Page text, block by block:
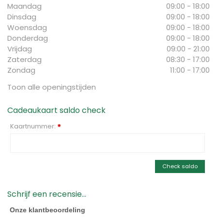
Maandag
09:00 - 18:00
Dinsdag
09:00 - 18:00
Woensdag
09:00 - 18:00
Donderdag
09:00 - 18:00
Vrijdag
09:00 - 21:00
Zaterdag
08:30 - 17:00
Zondag
11:00 - 17:00
Toon alle openingstijden
Cadeaukaart saldo check
Kaartnummer: *
Check saldo
Schrijf een recensie...